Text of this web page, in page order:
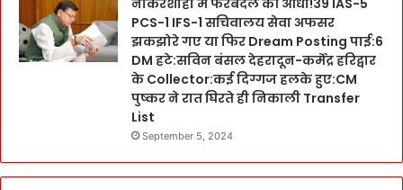
नौकरशाही में फेरबदल की आंधी!39 IAS-5
PCS-1 IFS-1 सचिवालय सेवा अफसर
झकझोरे गए या फिर Dream Posting पाई:6
DM हटे:सविन बंसल देहरादून-कर्मेंद्र हरिद्वार
के Collector:कई दिग्गज हलके हुए:CM
पुष्कर ने रात घिरते ही निकाली Transfer
List
September 5, 2024